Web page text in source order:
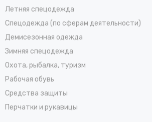
Летняя спецодежда
Спецодежда (по сферам деятельности)
Демисезонная одежда
Зимняя спецодежда
Охота, рыбалка, туризм
Рабочая обувь
Средства защиты
Перчатки и рукавицы